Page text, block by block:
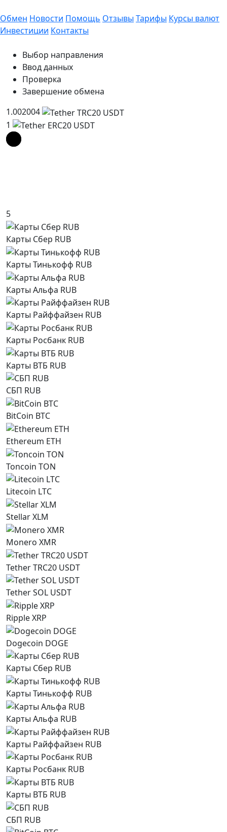
Обмен Новости Помощь Отзывы Тарифы Курсы валют
Инвестиции Контакты
Выбор направления
Ввод данных
Проверка
Завершение обмена
1.002004
1
5
Карты Сбер RUB
Карты Тинькофф RUB
Карты Альфа RUB
Карты Райффайзен RUB
Карты Росбанк RUB
Карты ВТБ RUB
СБП RUB
BitCoin BTC
Ethereum ETH
Toncoin TON
Litecoin LTC
Stellar XLM
Monero XMR
Tether TRC20 USDT
Tether SOL USDT
Ripple XRP
Dogecoin DOGE
Карты Сбер RUB
Карты Тинькофф RUB
Карты Альфа RUB
Карты Райффайзен RUB
Карты Росбанк RUB
Карты ВТБ RUB
СБП RUB